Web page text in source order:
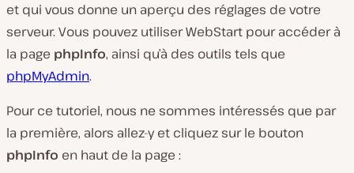
et qui vous donne un aperçu des réglages de votre
serveur. Vous pouvez utiliser WebStart pour accéder à
la page phpInfo, ainsi qu’à des outils tels que
phpMyAdmin.
Pour ce tutoriel, nous ne sommes intéressés que par
la première, alors allez-y et cliquez sur le bouton
phpInfo en haut de la page :